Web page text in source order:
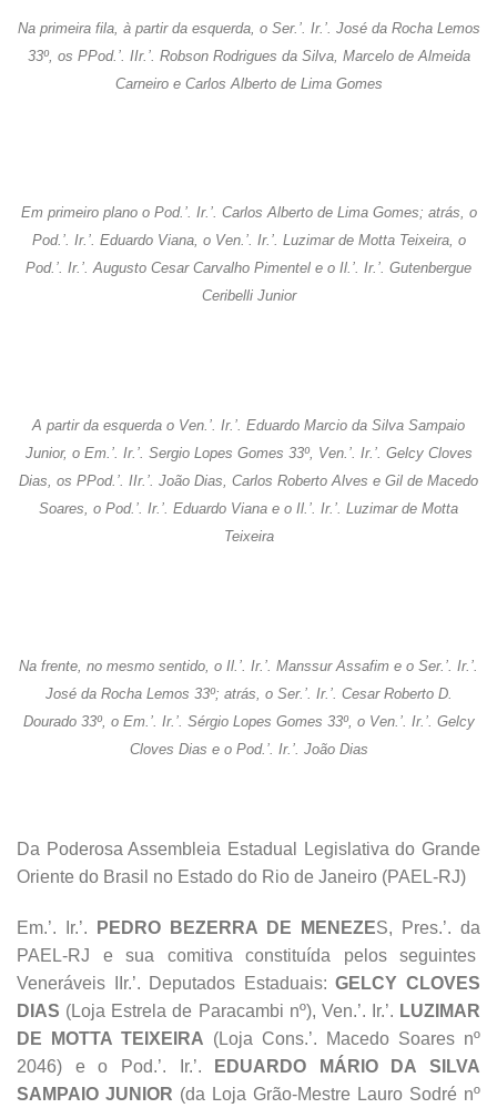
Na primeira fila, à partir da esquerda, o Ser.’. Ir.’. José da Rocha Lemos
33º, os PPod.’. IIr.’. Robson Rodrigues da Silva, Marcelo de Almeida
Carneiro e Carlos Alberto de Lima Gomes
Em primeiro plano o Pod.’. Ir.’. Carlos Alberto de Lima Gomes; atrás, o
Pod.’. Ir.’. Eduardo Viana, o Ven.’. Ir.’. Luzimar de Motta Teixeira, o
Pod.’. Ir.’. Augusto Cesar Carvalho Pimentel e o Il.’. Ir.’. Gutenbergue
Ceribelli Junior
A partir da esquerda o Ven.’. Ir.’. Eduardo Marcio da Silva Sampaio
Junior, o Em.’. Ir.’. Sergio Lopes Gomes 33º, Ven.’. Ir.’. Gelcy Cloves
Dias, os PPod.’. IIr.’. João Dias, Carlos Roberto Alves e Gil de Macedo
Soares, o Pod.’. Ir.’. Eduardo Viana e o Il.’. Ir.’. Luzimar de Motta
Teixeira
Na frente, no mesmo sentido, o Il.’. Ir.’. Manssur Assafim e o Ser.’. Ir.’.
José da Rocha Lemos 33º; atrás, o Ser.’. Ir.’. Cesar Roberto D.
Dourado 33º, o Em.’. Ir.’. Sérgio Lopes Gomes 33º, o Ven.’. Ir.’. Gelcy
Cloves Dias e o Pod.’. Ir.’. João Dias
Da Poderosa Assembleia Estadual Legislativa do Grande
Oriente do Brasil no Estado do Rio de Janeiro (PAEL-RJ)
Em.’. Ir.’. PEDRO BEZERRA DE MENEZES, Pres.’. da
PAEL-RJ e sua comitiva constituída pelos seguintes
Veneráveis IIr.’. Deputados Estaduais:GELCY CLOVES
DIAS (Loja Estrela de Paracambi nº), Ven.’. Ir.’. LUZIMAR
DE MOTTA TEIXEIRA (Loja Cons.’. Macedo Soares nº
2046) e o Pod.’. Ir.’.
EDUARDO MÁRIO DA SILVA
SAMPAIO JUNIOR (da Loja Grão-Mestre Lauro Sodré nº